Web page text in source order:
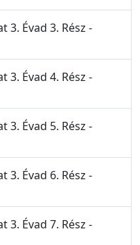
3. Évad 3. Rész -
3. Évad 4. Rész -
3. Évad 5. Rész -
3. Évad 6. Rész -
3. Évad 7. Rész -